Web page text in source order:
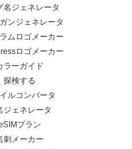
名ジェネレータ
ンジェネレータ
ムロゴメーカー
ロゴメーカー
ラーガイド
探検する
ルコンバータ
ジェネレータ
プラン
刺メーカー